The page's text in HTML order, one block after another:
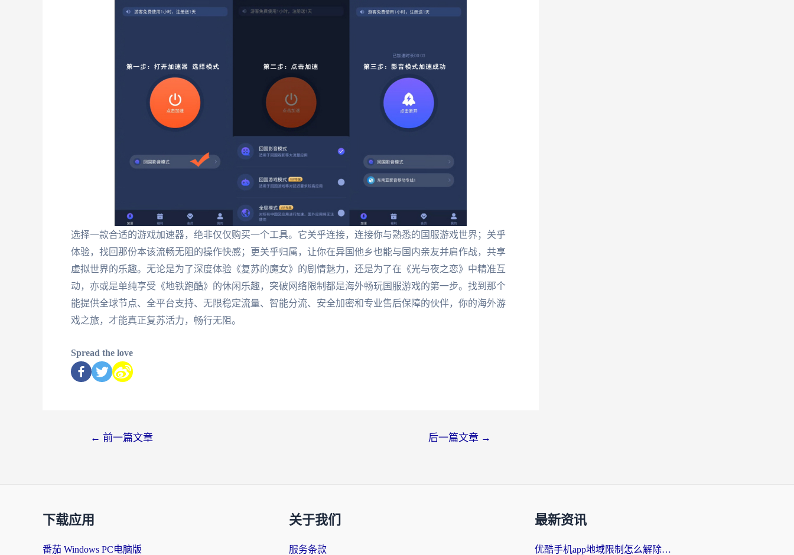
选择一款合适的游戏加速器，绝非仅仅购买一个工具。它关乎连接，连接你与熟悉的国服游戏世界；关乎
体验，找回那份本该流畅无阻的操作快感；更关乎归属，让你在异国他乡也能与国内亲友并肩作战，共享
虚拟世界的乐趣。无论是为了深度体验《复苏的魔女》的剧情魅力，还是为了在《光与夜之恋》中精准互
动，亦或是单纯享受《地铁跑酷》的休闲乐趣，突破网络限制都是海外畅玩国服游戏的第一步。找到那个
能提供全球节点、全平台支持、无限稳定流量、智能分流、安全加密和专业售后保障的伙伴，你的海外游
戏之旅，才能真正复苏活力，畅行无阻。
Spread the love
← 前一篇文章 后一篇文章 →
下载应用
番茄 Windows PC电脑版
关于我们
服务条款
最新资讯
优酷手机app地域限制怎么解除？海外党亲测有效的追剧方案